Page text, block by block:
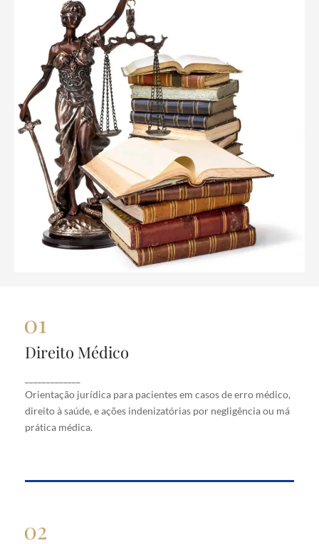
Direito Médico
Orientação jurídica para pacientes em casos de erro médico,
direito à saúde, e ações indenizatórias por negligência ou má
prática médica.
Direito Médico
erro médico, direito à saúde, e ações indenizatórias
por negligência ou má prática médica.